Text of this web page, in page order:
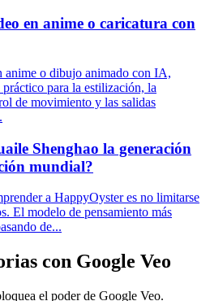
en anime o caricatura con
anime o dibujo animado con IA,
para la estilización, la
de movimiento y las salidas
Shenghao la generación
mundial?
a HappyOyster es no limitarse
El modelo de pensamiento más
de...
con Google Veo
el poder de Google Veo.